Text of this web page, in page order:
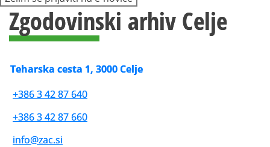
Zgodovinski arhiv Celje
Teharska cesta 1, 3000 Celje
+386 3 42 87 640
+386 3 42 87 660
info@zac.si